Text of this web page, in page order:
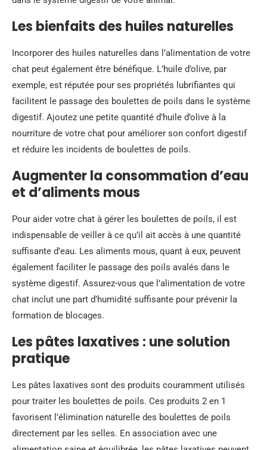
Les bienfaits des huiles naturelles
Incorporer des huiles naturelles dans l’alimentation de votre
chat peut également être bénéfique. L’huile d’olive, par
exemple, est réputée pour ses propriétés lubrifiantes qui
facilitent le passage des boulettes de poils dans le système
digestif. Ajoutez une petite quantité d’huile d’olive à la
nourriture de votre chat pour améliorer son confort digestif
et réduire les incidents de boulettes de poils.
Augmenter la consommation d’eau
et d’aliments mous
Pour aider votre chat à gérer les boulettes de poils, il est
indispensable de veiller à ce qu’il ait accès à une quantité
suffisante d’eau. Les aliments mous, quant à eux, peuvent
également faciliter le passage des poils avalés dans le
système digestif. Assurez-vous que l’alimentation de votre
chat inclut une part d’humidité suffisante pour prévenir la
formation de blocages.
Les pâtes laxatives : une solution
pratique
Les pâtes laxatives sont des produits couramment utilisés
pour traiter les boulettes de poils. Ces produits 2 en 1
favorisent l’élimination naturelle des boulettes de poils
directement par les selles. En association avec une